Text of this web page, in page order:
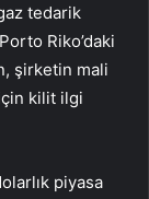
tedarik
Riko’daki
şirketin mali
için kilit ilgi
piyasa